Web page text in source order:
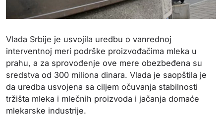
Vlada Srbije je usvojila uredbu o vanrednoj
interventnoj meri podrške proizvođačima mleka u
prahu, a za sprovođenje ove mere obezbeđena su
sredstva od 300 miliona dinara. Vlada je saopštila je
da uredba usvojena sa ciljem očuvanja stabilnosti
tržišta mleka i mlečnih proizvoda i jačanja domaće
mlekarske industrije.